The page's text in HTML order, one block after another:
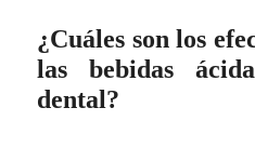
¿Cuáles son los
las bebidas
dental?